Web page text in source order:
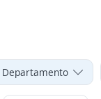
Departamento